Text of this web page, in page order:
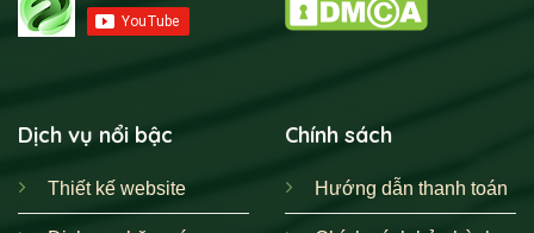
Dịch vụ nổi bậc
Thiết kế website
Chính sách
Hướng dẫn thanh toán